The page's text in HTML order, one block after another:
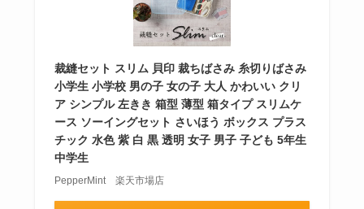
裁縫セット スリム 貝印 裁ちばさみ 糸切りばさみ
小学生 小学校 男の子 女の子 大人 かわいい クリ
ア シンプル 左きき 箱型 薄型 箱タイプ スリムケ
ース ソーイングセット さいほう ボックス プラス
チック 水色 紫 白 黒 透明 女子 男子 子ども 5年生
中学生
PepperMint 楽天市場店